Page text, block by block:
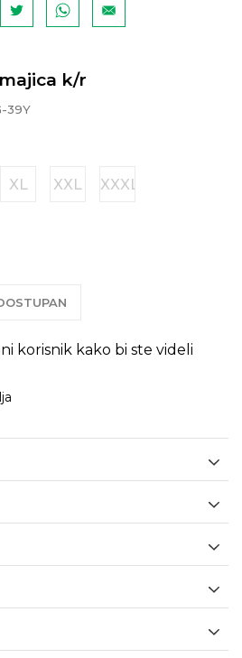
k/r
39Y
XL XXL XXXL
korisnik kako bi ste videli